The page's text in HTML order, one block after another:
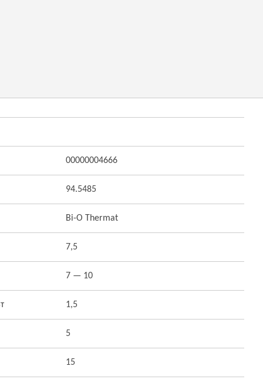
00000004666
94.5485
Bi-O Thermat
7,5
7 — 10
1,5
5
15